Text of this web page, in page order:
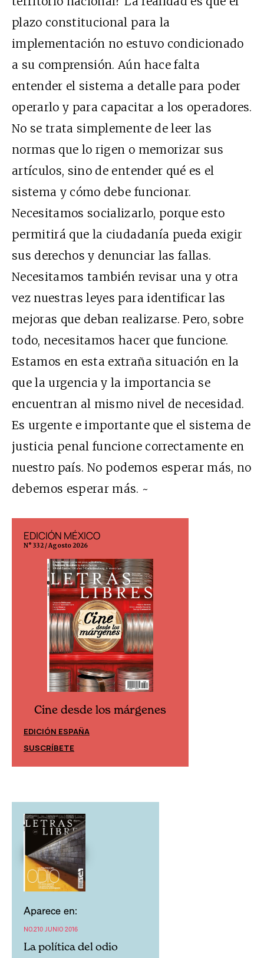
plazo constitucional para la
implementación no estuvo condicionado
a su comprensión. Aún hace falta
entender el sistema a detalle para poder
operarlo y para capacitar a los operadores.
No se trata simplemente de leer las
normas que lo rigen o memorizar sus
artículos, sino de entender qué es el
sistema y cómo debe funcionar.
Necesitamos socializarlo, porque esto
permitirá que la ciudadanía pueda exigir
sus derechos y denunciar las fallas.
Necesitamos también revisar una y otra
vez nuestras leyes para identificar las
mejoras que deban realizarse. Pero, sobre
todo, necesitamos hacer que funcione.
Estamos en esta extraña situación en la
que la urgencia y la importancia se
encuentran al mismo nivel de necesidad.
Es urgente e importante que el sistema de
justicia penal funcione correctamente en
nuestro país. No podemos esperar más, no
debemos esperar más. ~
EDICIÓN MÉXICO
N° 332 / Agosto 2026
Cine desde los márgenes
EDICIÓN ESPAÑA
SUSCRÍBETE
Aparece en:
NO.210 JUNIO 2016
La política del odio